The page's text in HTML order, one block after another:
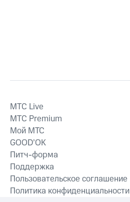
MTС Live
MTС Premium
Мой МТС
GOOD’OK
Питч-форма
Поддержка
Пользовательское соглашение
Политика конфиденциальности